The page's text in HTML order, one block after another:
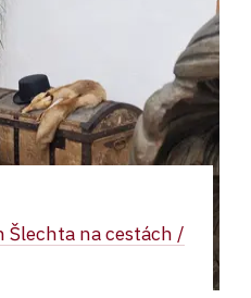
Šlechta na cestách /